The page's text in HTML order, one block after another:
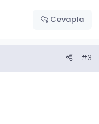
Cevapla
#3